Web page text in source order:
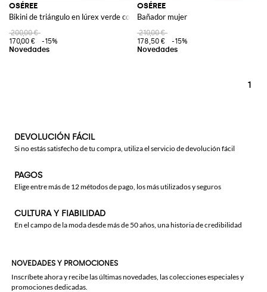
OSÉREE
Bikini de triángulo en lúrex verde con estampado de cebra
200,00 €
170,00 €
-15%
OSÉREE
Bañador mujer
210,00 €
178,50 €
-15%
1
DEVOLUCIÓN FÁCIL
Si no estás satisfecho de tu compra, utiliza el servicio de devolución fácil
PAGOS
Elige entre más de 12 métodos de pago, los más utilizados y seguros
CULTURA Y FIABILIDAD
En el campo de la moda desde más de 50 años, una historia de credibilidad
NOVEDADES Y PROMOCIONES
Inscríbete ahora y recibe las últimas novedades, las colecciones especiales y
promociones dedicadas.